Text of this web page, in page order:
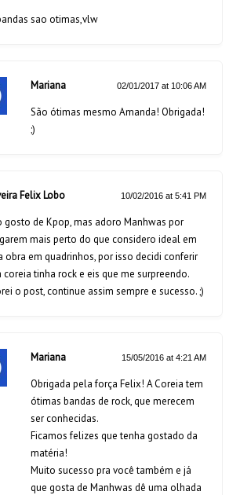
sao otimas,vlw
Mariana 02/01/2017 at 10:06 AM
São ótimas mesmo Amanda! Obrigada!
;)
Felix Lobo 10/02/2016 at 5:41 PM
gosto de Kpop, mas adoro Manhwas por
mais perto do que considero ideal em
obra em quadrinhos, por isso decidi conferir
coreia tinha rock e eis que me surpreendo.
o post, continue assim sempre e sucesso. ;)
Mariana 15/05/2016 at 4:21 AM
Obrigada pela força Felix! A Coreia tem
ótimas bandas de rock, que merecem
ser conhecidas.
Ficamos felizes que tenha gostado da
matéria!
Muito sucesso pra você também e já
que gosta de Manhwas dê uma olhada